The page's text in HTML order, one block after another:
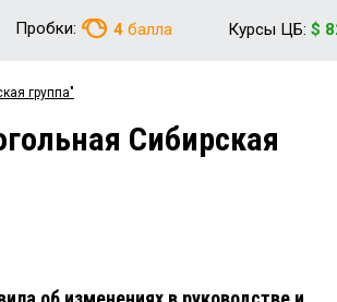
Пробки: 4 балла Курсы ЦБ: $
группа"
Сибирская